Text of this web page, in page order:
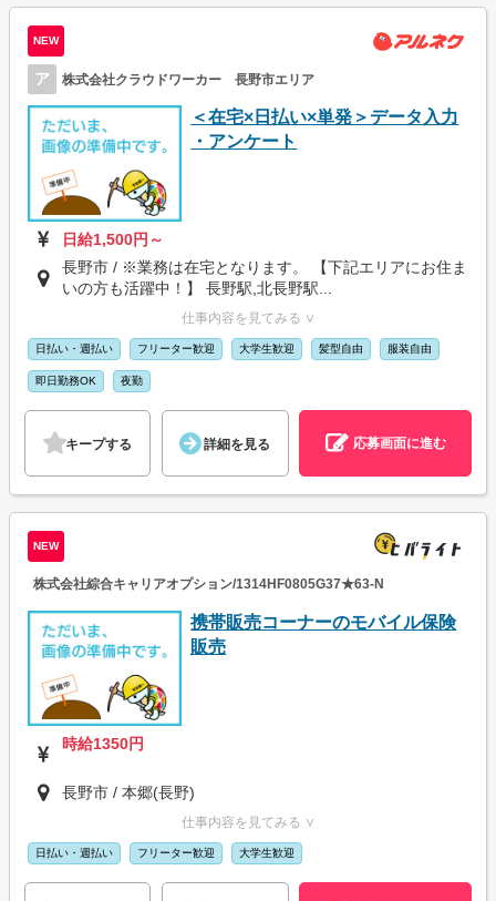
NEW
ア 株式会社クラウドワーカー 長野市エリア
＜在宅×日払い×単発＞データ入力
・アンケート
日給1,500円～
長野市 / ※業務は在宅となります。 【下記エリアにお住ま
いの方も活躍中！】 長野駅,北長野駅...
仕事内容を見てみる ∨
日払い・週払い フリーター歓迎 大学生歓迎 髪型自由 服装自由
即日勤務OK 夜勤
キープする 詳細を見る 応募画面に進む
NEW
株式会社綜合キャリアオプション/1314HF0805G37★63-N
携帯販売コーナーのモバイル保険
販売
時給1350円
長野市 / 本郷(長野)
仕事内容を見てみる ∨
日払い・週払い フリーター歓迎 大学生歓迎